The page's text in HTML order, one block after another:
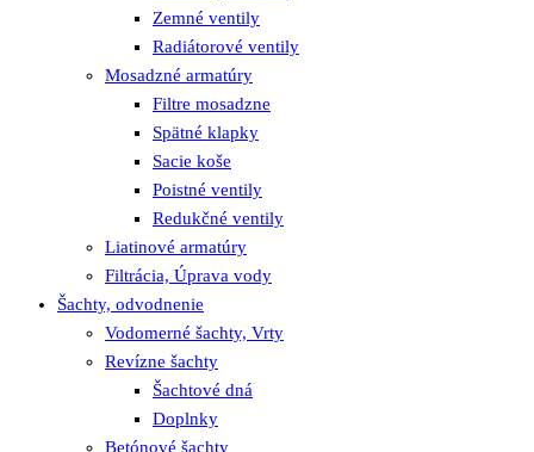
Zemné ventily
Radiátorové ventily
Mosadzné armatúry
Filtre mosadzne
Spätné klapky
Sacie koše
Poistné ventily
Redukčné ventily
Liatinové armatúry
Filtrácia, Úprava vody
Šachty, odvodnenie
Vodomerné šachty, Vrty
Revízne šachty
Šachtové dná
Doplnky
Betónové šachty